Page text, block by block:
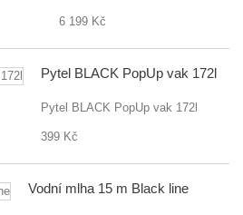
6 199 Kč
Pytel BLACK PopUp vak 172l
Pytel BLACK PopUp vak 172l
399 Kč
Vodní mlha 15 m Black line